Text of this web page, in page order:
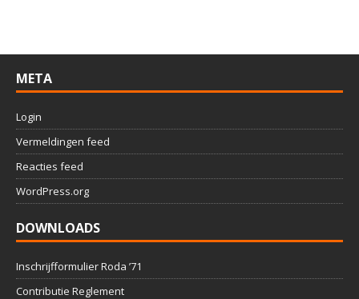
META
Login
Vermeldingen feed
Reacties feed
WordPress.org
DOWNLOADS
Inschrijfformulier Roda ’71
Contributie Reglement